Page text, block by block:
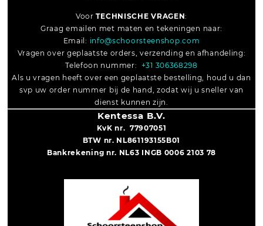
VoorTECHNISCHE VRAGEN:
Graag emailen met maten en tekeningen naar:
Email: info@schoorsteenshop.com
Vragen over geplaatste orders, verzending en afhandeling:
Telefoon nummer: +31 306368298
Als u vragen heeft over een geplaatste bestelling, houd u dan
svp uw order nummer bij de hand, zodat wij u sneller van
dienst kunnen zijn.
Kentessa B.V.
KvK nr. 77907051
BTW nr. NL861193155B01
Bankrekening nr. NL63 INGB 0006 2103 78